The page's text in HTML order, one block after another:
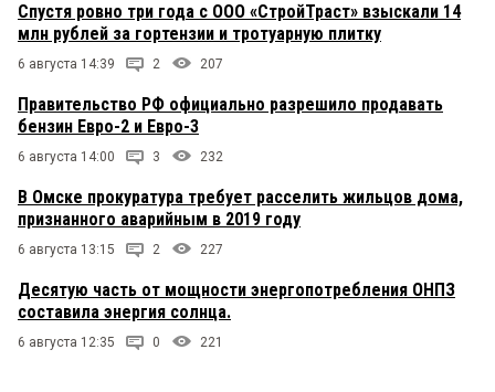
Спустя ровно три года с ООО «СтройТраст» взыскали 14
млн рублей за гортензии и тротуарную плитку
6 августа 14:39 2 207
Правительство РФ официально разрешило продавать
бензин Евро-2 и Евро-3
6 августа 14:00 3 232
В Омске прокуратура требует расселить жильцов дома,
признанного аварийным в 2019 году
6 августа 13:15 2 227
Десятую часть от мощности энергопотребления ОНПЗ
составила энергия солнца.
6 августа 12:35 0 221